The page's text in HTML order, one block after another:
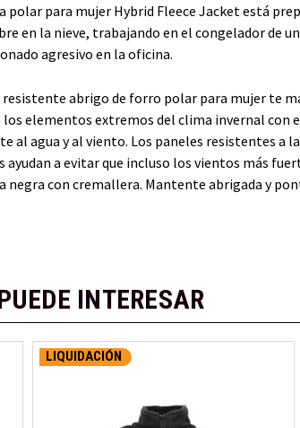
polar para mujer Hybrid Fleece Jacket está
en la nieve, trabajando en el congelador de
agresivo en la oficina.
abrigo de forro polar para mujer te
los elementos extremos del clima invernal con
al agua y al viento. Los paneles resistentes a
ayudan a evitar que incluso los vientos más
negra con cremallera. Mantente abrigada y
INTERESAR
LIQUIDACIÓN